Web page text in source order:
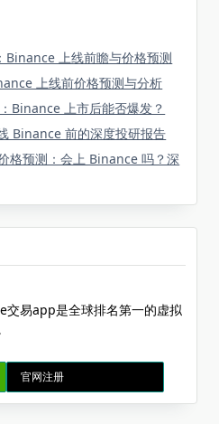
Binance 上线前瞻与价格预测
上线前价格预测与分析
Binance 上市后能否爆发？
Binance 前的深度投研报告
格预测：会上 Binance 吗？深
交易app是全球排名第一的虚拟
官网注册